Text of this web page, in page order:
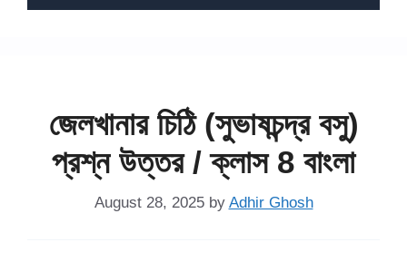
জেলখানার চিঠি (সুভাষচন্দ্র বসু)
প্রশ্ন উত্তর / ক্লাস 8 বাংলা
August 28, 2025 by Adhir Ghosh